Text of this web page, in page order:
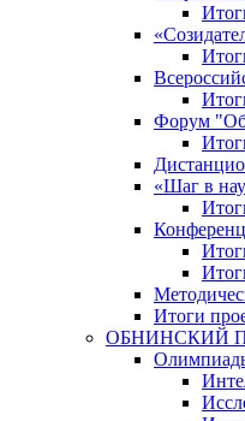
Форум
«Шаг в
Итоги
ОБНИНСКИЙ